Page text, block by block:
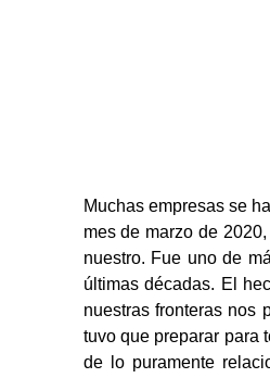
Muchas empresas se
mes de marzo de
nuestro. Fue uno de
últimas décadas. El
nuestras fronteras nos
tuvo que preparar para
de lo puramente